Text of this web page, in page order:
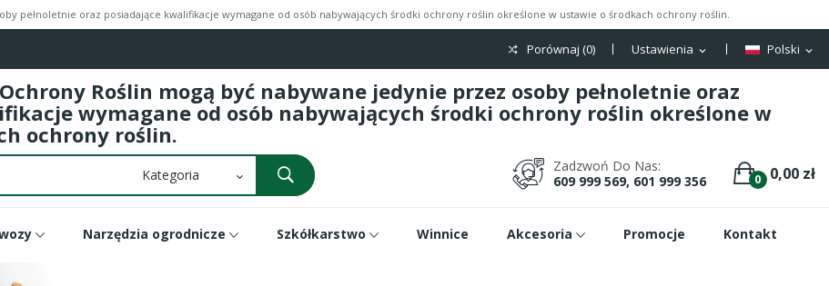
pełnoletnie oraz posiadające kwalifikacje wymagane od osób nabywających środki ochrony roślin określone w ustawie o środkach ochrony roślin.
Polski expand_more
Ustawienia expand_more
Porównaj (0)
Ochrony Roślin mogą być nabywane jedynie przez osoby pełnoletnie oraz
wymagane od osób nabywających środki ochrony roślin określone w
ochrony roślin.
0 0,00 zł
Zadzwoń Do Nas:
609 999 569, 601 999 356
Narzędzia ogrodnicze Szkółkarstwo Winnice Akcesoria Promocje Kontakt